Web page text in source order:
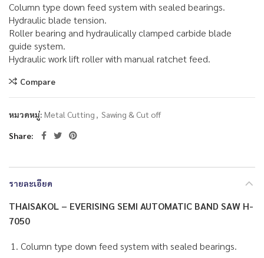
Column type down feed system with sealed bearings.
Hydraulic blade tension.
Roller bearing and hydraulically clamped carbide blade
guide system.
Hydraulic work lift roller with manual ratchet feed.
Compare
หมวดหมู่: Metal Cutting , Sawing & Cut off
Share
รายละเอียด
THAISAKOL – EVERISING SEMI AUTOMATIC BAND SAW H-
7050
Column type down feed system with sealed bearings.